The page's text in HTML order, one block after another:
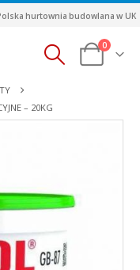
hurtownia budowlana w UK
0
– 20KG